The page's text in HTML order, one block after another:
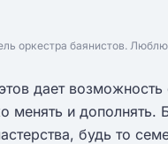
оркестра баянистов.
дает
менять и
будь то